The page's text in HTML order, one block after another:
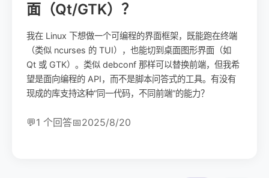
面（Qt/GTK）？
我在 Linux 下想做一个可编程的界面框架，既能跑在终端
（类似 ncurses 的 TUI），也能切到桌面图形界面（如
Qt 或 GTK）。类似 debconf 那样可以替换前端，但我希
望是面向编程的 API，而不是脚本问答式的工具。有没有
现成的库支持这种“同一代码，不同前端”的能力？
💬1 个回答📅2025/8/20